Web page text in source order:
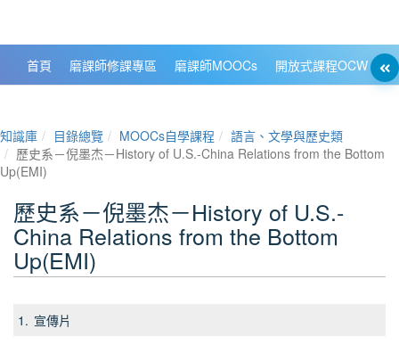
首頁 磨課師修課專區 磨課師MOOCs 開放式課程OCW
知識庫 目錄總覽 MOOCs自學課程
語言、文學與歷史類
歷史系－倪墨杰－History of U.S.-China Relations from the Bottom
Up(EMI)
歷史系－倪墨杰－History of U.S.-
China Relations from the Bottom
Up(EMI)
1. 宣傳片